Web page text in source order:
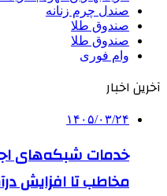
صندل چرم زنانه
صندوق طلا
صندوق طلا
وام فوری
آخرین اخبار
۱۴۰۵/۰۳/۲۴
مخاطب تا افزایش